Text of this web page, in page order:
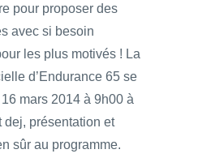
pour proposer des
avec si besoin
les plus motivés ! La
d’Endurance 65 se
mars 2014 à 9h00 à
dej, présentation et
sûr au programme.